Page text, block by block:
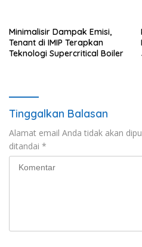
Minimalisir Dampak Emisi,
Tenant di IMIP Terapkan
Teknologi Supercritical Boiler
Tinggalkan Balasan
Alamat email Anda tidak akan
ditandai *